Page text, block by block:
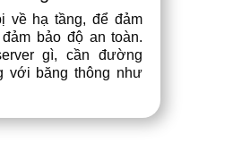
về hạ tầng, để đảm
bảo độ an toàn.
gì, cần đường
với băng thông như